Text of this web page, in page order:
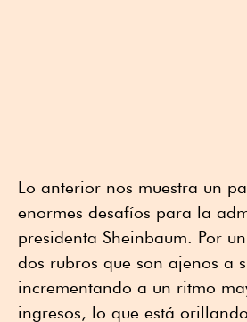
Lo anterior nos muestra un
enormes desafíos para la
presidenta Sheinbaum. Por
dos rubros que son ajenos a
incrementando a un ritmo
ingresos, lo que está